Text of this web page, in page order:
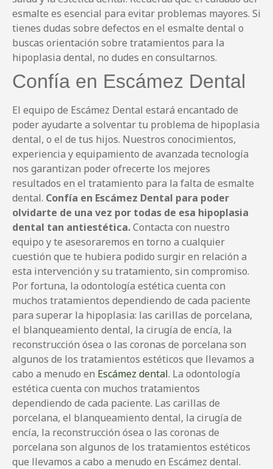
esmalte es esencial para evitar problemas mayores. Si
tienes dudas sobre defectos en el esmalte dental o
buscas orientación sobre tratamientos para la
hipoplasia dental, no dudes en consultarnos.
Confía en Escámez Dental
El equipo de Escámez Dental estará encantado de
poder ayudarte a solventar tu problema de hipoplasia
dental, o el de tus hijos. Nuestros conocimientos,
experiencia y equipamiento de avanzada tecnología
nos garantizan poder ofrecerte los mejores
resultados en el tratamiento para la falta de esmalte
dental. Confía en Escámez Dental para poder
olvidarte de una vez por todas de esa hipoplasia
dental tan antiestética.Contacta con nuestro
equipo y te asesoraremos en torno a cualquier
cuestión que te hubiera podido surgir en relación a
esta intervención y su tratamiento, sin compromiso.
Por fortuna, la odontología estética cuenta con
muchos tratamientos dependiendo de cada paciente
para superar la hipoplasia: las carillas de porcelana,
el blanqueamiento dental, la cirugía de encía, la
reconstrucción ósea o las coronas de porcelana son
algunos de los tratamientos estéticos que llevamos a
cabo a menudo en Escámez dental. La odontología
estética cuenta con muchos tratamientos
dependiendo de cada paciente. Las carillas de
porcelana, el blanqueamiento dental, la cirugía de
encía, la reconstrucción ósea o las coronas de
porcelana son algunos de los tratamientos estéticos
que llevamos a cabo a menudo en Escámez dental.